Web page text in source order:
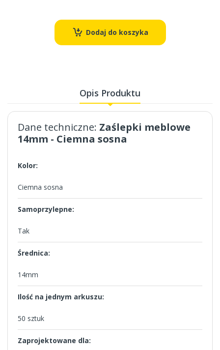
Dodaj do koszyka
Opis Produktu
Dane techniczne: Zaślepki meblowe
14mm - Ciemna sosna
Kolor:
Ciemna sosna
Samoprzylepne:
Tak
Średnica:
14mm
Ilość na jednym arkuszu:
50 sztuk
Zaprojektowane dla: